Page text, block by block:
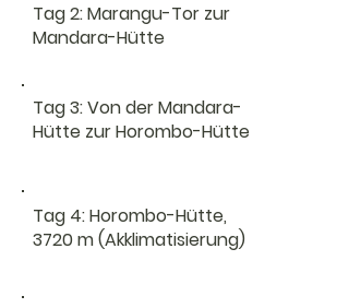
Tag 2: Marangu-Tor zur
Mandara-Hütte
Tag 3: Von der Mandara-
Hütte zur Horombo-Hütte
Tag 4: Horombo-Hütte,
3720 m (Akklimatisierung)